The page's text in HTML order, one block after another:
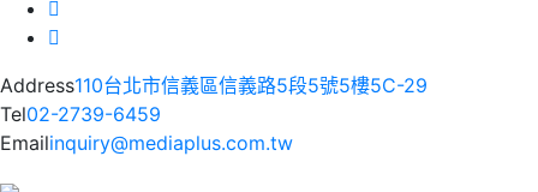
Address110台北市信義區信義路5段5號5樓5C-29
Tel02-2739-6459
Emailinquiry@mediaplus.com.tw